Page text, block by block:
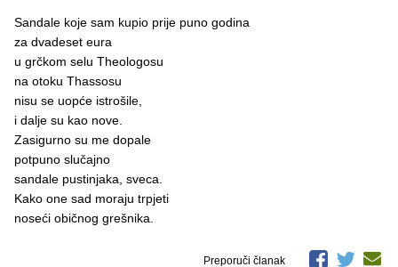
Sandale koje sam kupio prije puno godina
za dvadeset eura
u grčkom selu Theologosu
na otoku Thassosu
nisu se uopće istrošile,
i dalje su kao nove.
Zasigurno su me dopale
potpuno slučajno
sandale pustinjaka, sveca.
Kako one sad moraju trpjeti
noseći običnog grešnika.
Preporuči članak